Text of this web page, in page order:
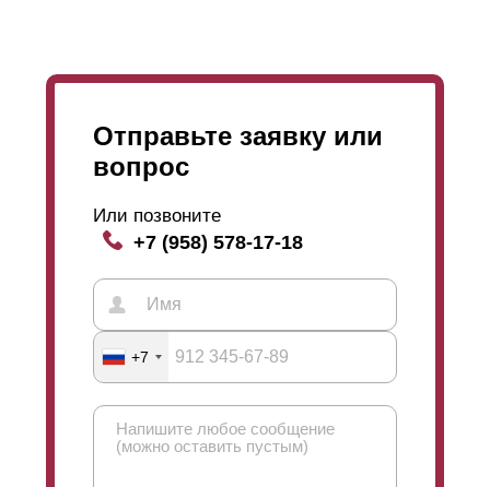
Отправьте заявку или
вопрос
Или позвоните
+7 (958) 578-17-18
+7